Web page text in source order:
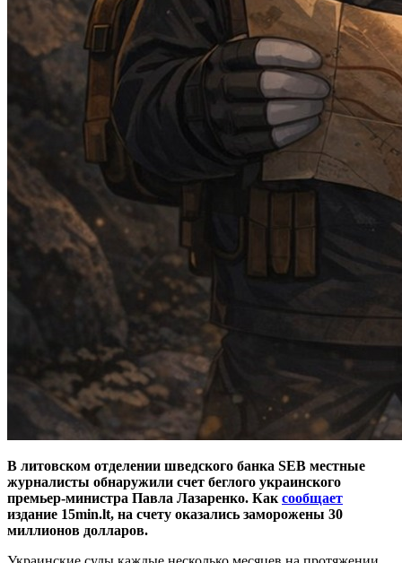
В литовском отделении шведского банка SEB местные
журналисты обнаружили счет беглого украинского
премьер-министра Павла Лазаренко. Как сообщает
издание 15min.lt, на счету оказались заморожены 30
миллионов долларов.